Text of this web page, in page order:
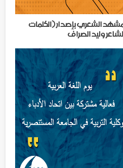
الشعري بإصدار (الكلمات
وليد الصراف